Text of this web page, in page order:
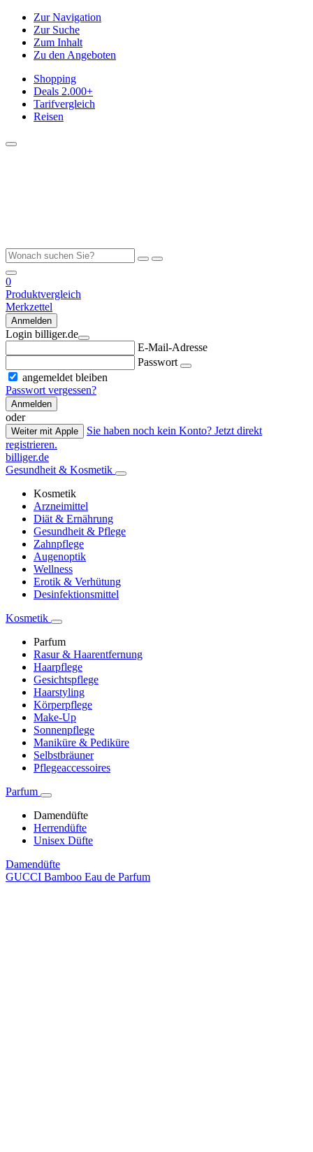
Zur Navigation
Zur Suche
Zum Inhalt
Zu den Angeboten
Shopping
Deals 2.000+
Tarifvergleich
Reisen
0
Produktvergleich
Merkzettel
Anmelden
Login billiger.de
E-Mail-Adresse
Passwort
angemeldet bleiben
Passwort vergessen?
Anmelden
oder
Weiter mit Apple
Sie haben noch kein Konto? Jetzt direkt
registrieren.
billiger.de
Gesundheit & Kosmetik
Kosmetik
Arzneimittel
Diät & Ernährung
Gesundheit & Pflege
Zahnpflege
Augenoptik
Wellness
Erotik & Verhütung
Desinfektionsmittel
Kosmetik
Parfum
Rasur & Haarentfernung
Haarpflege
Gesichtspflege
Haarstyling
Körperpflege
Make-Up
Sonnenpflege
Maniküre & Pediküre
Selbstbräuner
Pflegeaccessoires
Parfum
Damendüfte
Herrendüfte
Unisex Düfte
Damendüfte
GUCCI Bamboo Eau de Parfum